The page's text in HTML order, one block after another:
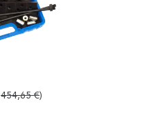
454,65 €)